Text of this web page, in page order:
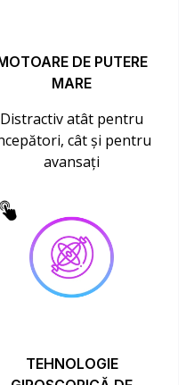
DE PUTERE
MARE
Distractiv atât pentru
cât și pentru
avansați
TEHNOLOGIE